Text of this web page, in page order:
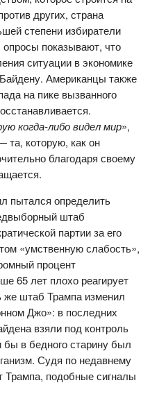
других, страна
степени избиратели
показывают, что
ситуации в экономике
Американцы также
на пике вызванного
когда-либо видел мир»,
та, которую, как он
благодаря своему
пытался определить
штаб
партии за его
«умственную слабость»,
процент
65 лет плохо реагирует
же штаб Трампа изменил
Джо»: в последних
взяли под контроль
бы в бедного старину был
Судя по недавнему
подобные сигналы